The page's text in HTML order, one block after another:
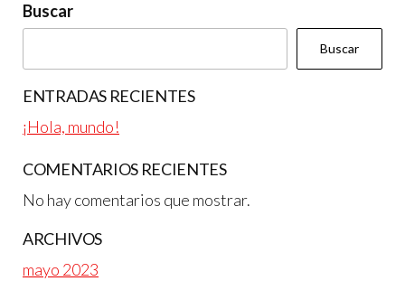
Buscar
Buscar
ENTRADAS RECIENTES
¡Hola, mundo!
COMENTARIOS RECIENTES
No hay comentarios que mostrar.
ARCHIVOS
mayo 2023